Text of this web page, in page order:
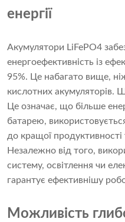
енергії
Акумулятори LiFePO4
енергоефективність із
95%. Це набагато вище,
кислотних акумуляторів.
Це означає, що більше
батарею,
до кращої продуктивності
Незалежно від того,
систему, освітлення чи
гарантує ефективнішу
Можливість